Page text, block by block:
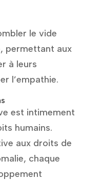
le vide
permettant aux
à leurs
l’empathie.
est intimement
humains.
aux droits de
chaque